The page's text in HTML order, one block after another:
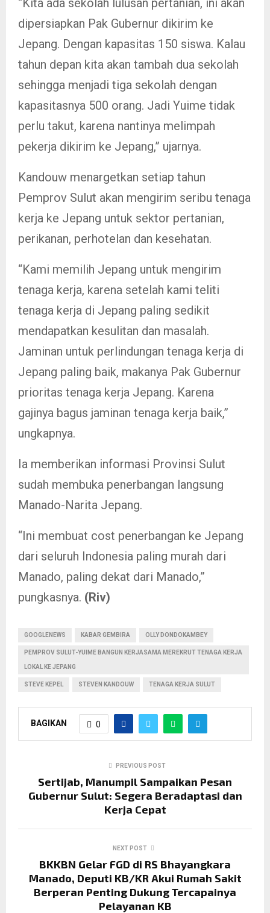
“Kita ada sekolah lulusan pertanian, ini akan
dipersiapkan Pak Gubernur dikirim ke
Jepang. Dengan kapasitas 150 siswa. Kalau
tahun depan kita akan tambah dua sekolah
sehingga menjadi tiga sekolah dengan
kapasitasnya 500 orang. Jadi Yuime tidak
perlu takut, karena nantinya melimpah
pekerja dikirim ke Jepang,” ujarnya.
Kandouw menargetkan setiap tahun
Pemprov Sulut akan mengirim seribu tenaga
kerja ke Jepang untuk sektor pertanian,
perikanan, perhotelan dan kesehatan.
“Kami memilih Jepang untuk mengirim
tenaga kerja, karena setelah kami teliti
tenaga kerja di Jepang paling sedikit
mendapatkan kesulitan dan masalah.
Jaminan untuk perlindungan tenaga kerja di
Jepang paling baik, makanya Pak Gubernur
prioritas tenaga kerja Jepang. Karena
gajinya bagus jaminan tenaga kerja baik,”
ungkapnya.
Ia memberikan informasi Provinsi Sulut
sudah membuka penerbangan langsung
Manado-Narita Jepang.
“Ini membuat cost penerbangan ke Jepang
dari seluruh Indonesia paling murah dari
Manado, paling dekat dari Manado,”
pungkasnya. (Riv)
GOOGLENEWS KABAR GEMBIRA OLLY DONDOKAMBEY
PEMPROV SULUT-YUIME BANGUN KERJASAMA MEREKRUT TENAGA KERJA
LOKAL KE JEPANG
STEVE KEPEL STEVEN KANDOUW TENAGA KERJA SULUT
BAGIKAN 0
PREVIOUS POST
Sertijab, Manumpil Sampaikan Pesan
Gubernur Sulut: Segera Beradaptasi dan
Kerja Cepat
NEXT POST
BKKBN Gelar FGD di RS Bhayangkara
Manado, Deputi KB/KR Akui Rumah Sakit
Berperan Penting Dukung Tercapainya
Pelayanan KB